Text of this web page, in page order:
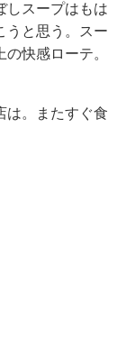
しスープはもは
うと思う。スー
快感ローテ。
は。またすぐ食